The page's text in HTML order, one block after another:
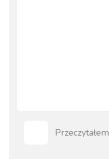
Przeczytałem